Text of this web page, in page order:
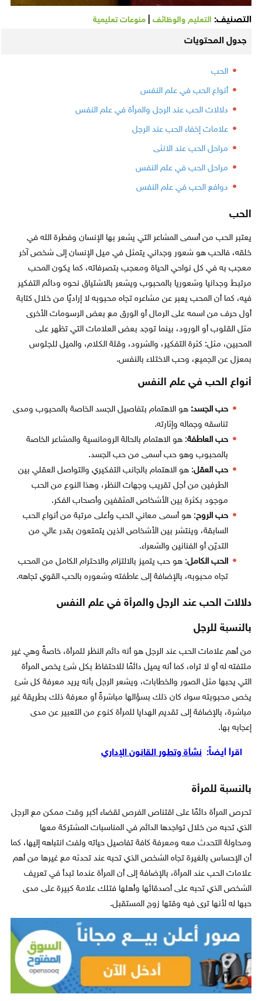
التصنيف: التعليم والوظائف| منوعات تعليمية
جدول المحتويات
الحب
أنواع الحب في علم النفس
دلالات الحب عند الرجل والمرأة في علم النفس
علامات إخفاء الحب عند الرجل
مراحل الحب عند الانثى
مراحل الحب في علم النفس
دوافع الحب في علم النفس
الحب
يعتبر الحب من أسمى المشاعر التي يشعر بها الإنسان وفطرة الله في
خلقه، فالحب هو شعور وجداني يتمثل في ميل الإنسان إلى شخص آخر
معجب به في كل نواحي الحياة ومعجب بتصرفاته، كما يكون المحب
مرتبط وجدانيا وشعوريا بالمحبوب ويشعر بالاشتياق نحوه ودائم التفكير
فيه، كما أن المحب يعبر عن مشاعره تجاه محبوبه لا إراديًا من خلال كتابة
أول حرف من اسمه على الرمال أو الورق مع بعض الرسومات الأخرى
مثل القلوب أو الورود، بينما توجد بعض العلامات التي تظهر على
المحبين، مثل: كثرة التفكير، والشرود، وقلة الكلام، والميل للجلوس
بمعزل عن الجميع، وحب الاختلاء بالنفس.
أنواع الحب في علم النفس
حب الجسد: هو الاهتمام بتفاصيل الجسد الخاصة بالمحبوب ومدى
تناسقه وجماله وإثارته.
حب العاطفة: هو الاهتمام بالحالة الرومانسية والمشاعر الخاصة
بالمحبوب وهو حب أسمى من حب الجسد.
حب العقل: هو الاهتمام بالجانب التفكيري والتواصل العقلي بين
الطرفين من أجل تقريب وجهات النظر، وهذا النوع من الحب
موجود بكثرة بين الأشخاص المثقفين وأصحاب الفكر.
حب الروح: هو أسمى معاني الحب وأعلى مرتبة من أنواع الحب
السابقة، وينتشر بين الأشخاص الذين يتمتعون بقدر عالي من
التديّن أو الفنانين والشعراء.
الحب الكامل: هو حب يتميز بالالتزام والاحترام الكامل من المحب
تجاه محبوبه، بالإضافة إلى عاطفته وشعوره بالحب القوي تجاهه.
دلالات الحب عند الرجل والمرأة في علم النفس
بالنسبة للرجل
من أهم علامات الحب عند الرجل هو أنه دائم النظر للمرأة، خاصةً وهي غير
ملتفته له أو لا تراه، كما أنه يميل دائمًا للاحتفاظ بكل شئ يخص المرأة
التي يحبها مثل الصور والخطابات، ويشعر الرجل بأنه يريد معرفة كل شئ
يخص محبوبته سواء كان ذلك بسؤالها مباشرةً أو معرفة ذلك بطريقة غير
مباشرة، بالإضافة إلى تقديم الهدايا للمرأة كنوع من التعبير عن مدى
إعجابه بها.
اقرأ أيضاً: نشأة وتطور القانون الإداري
بالنسبة للمرأة
تحرص المرأة دائمًا على اقتناص الفرص لقضاء أكبر وقت ممكن مع الرجل
الذي تحبه من خلال تواجدها الدائم في المناسبات المشتركة معها
ومحاولة التحدث معه ومعرفة كافة تفاصيل حياته ولفت انتباهه إليها، كما
أن الإحساس بالغيرة تجاه الشخص الذي تحبه عند تحدثه مع غيرها من أهم
علامات الحب عند المرأة، بالإضافة إلى أن المرأة عندما تبدأ في تعريف
الشخص الذي تحبه على أصدقائها وأهلها فتلك علامة كبيرة على مدى
حبها له لأنها ترى فيه وقتها زوج المستقبل.